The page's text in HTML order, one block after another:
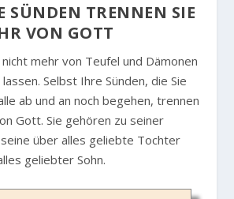
SÜNDEN TRENNEN SIE
VON GOTT
mehr von Teufel und Dämonen
Selbst Ihre Sünden, die Sie
ab und an noch begehen, trennen
Gott. Sie gehören zu seiner
seine über alles geliebte Tochter
geliebter Sohn.